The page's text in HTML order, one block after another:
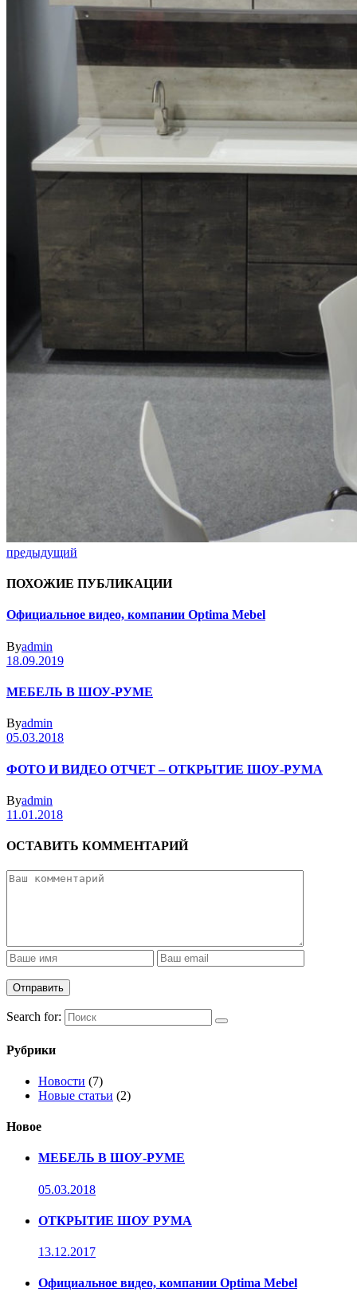
предыдущий
ПОХОЖИЕ ПУБЛИКАЦИИ
Официальное видео, компании Optima Mebel
Byadmin
18.09.2019
МЕБЕЛЬ В ШОУ-РУМЕ
Byadmin
05.03.2018
ФОТО И ВИДЕО ОТЧЕТ – ОТКРЫТИЕ ШОУ-РУМА
Byadmin
11.01.2018
ОСТАВИТЬ КОММЕНТАРИЙ
Search for:
Рубрики
Новости (7)
Новые статьи (2)
Новое
МЕБЕЛЬ В ШОУ-РУМЕ
05.03.2018
ОТКРЫТИЕ ШОУ РУМА
13.12.2017
Официальное видео, компании Optima Mebel